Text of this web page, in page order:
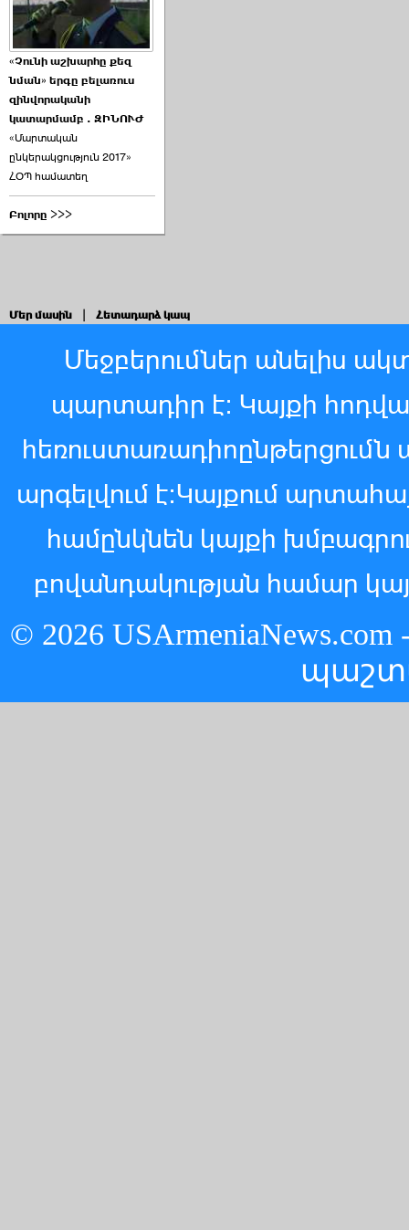
«Չունի աշխարհը քեզ
նման» երգը բելառուս
զինվորականի
կատարմամբ . ԶԻՆՈՒԺ
«Մարտական
ընկերակցություն 2017»
ՀՕՊ համատեղ
Բոլորը >>>
Մեր մասին Հետադարձ կապ
Մեջբերումներ անելիս
պարտադիր է: Կայքի
հեռուստառադիոընթերցումն
արգելվում է:Կայքում
համընկնեն կայքի
բովանդակության համար
© 2026